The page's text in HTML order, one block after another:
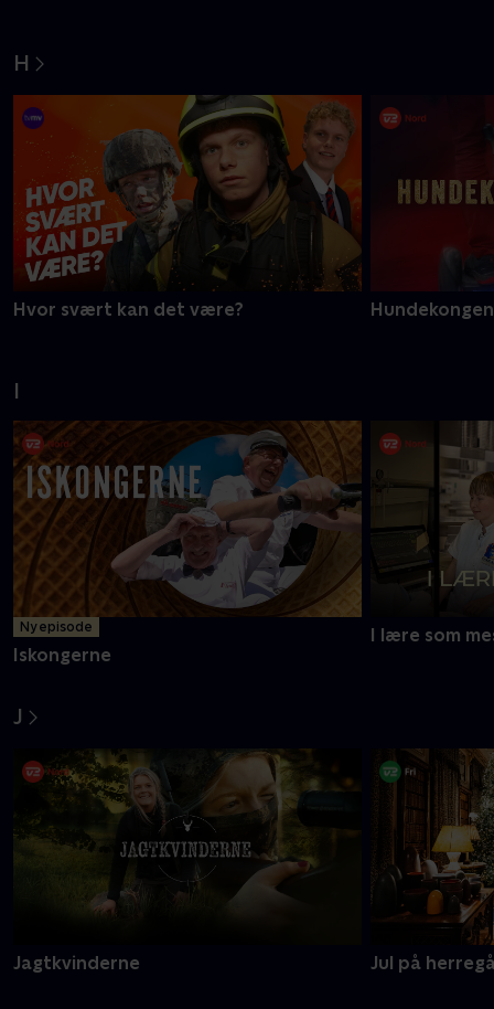
H
Hvor svært kan det være? Hundekongen
I
Ny episode
Iskongerne
I lære som
J
Jagtkvinderne Jul på